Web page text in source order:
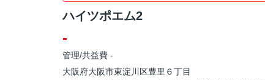
ハイツポエム2
-
管理/共益費 -
大阪府大阪市東淀川区豊里 ６丁目